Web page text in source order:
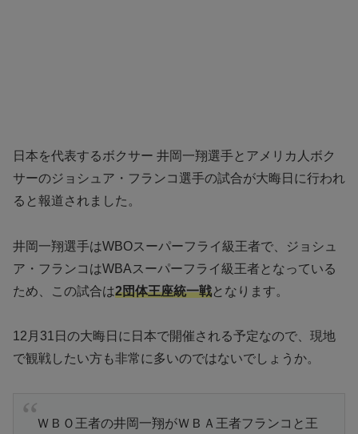
日本を代表するボクサー 井岡一翔選手とアメリカ人ボク
サーのジョシュア・フランコ選手の試合が大晦日に行われ
ると報道されました。
井岡一翔選手はWBOスーパーフライ級王者で、ジョシュ
ア・フランコはWBAスーパーフライ級王者となっている
ため、この試合は2団体王座統一戦となります。
12月31日の大晦日に日本で開催される予定なので、現地
で観戦したい方も非常に多いのではないでしょうか。
ＷＢＯ王者の井岡一翔がＷＢＡ王者フランコと王